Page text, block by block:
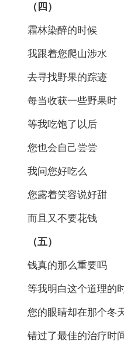
（四）
霜林染醉的时候
我跟着您爬山涉水
去寻找野果的踪迹
每当收获一些野果时
等我吃饱了以后
您也会自己尝尝
我问您好吃么
您露着笑容说好甜
而且又不要花钱
（五）
钱真的那么重要吗
等我明白这个道理的
您的眼睛却在那个冬
错过了最佳的治疗时